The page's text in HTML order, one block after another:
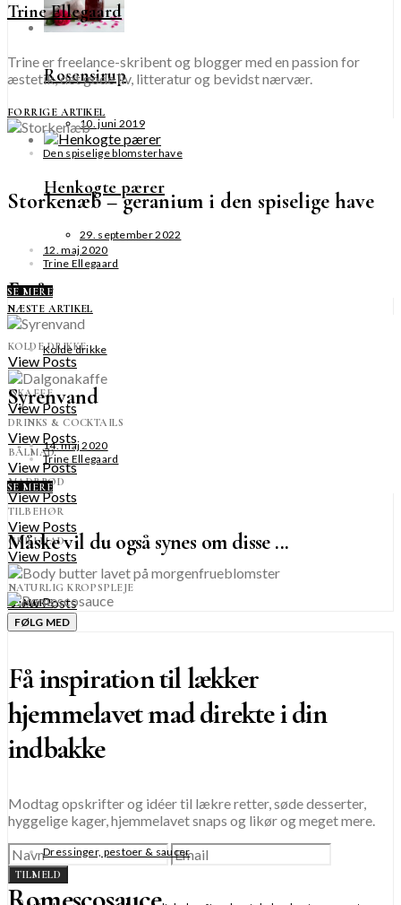
Rosensirup
10. juni 2019
Henkogte pærer
29. september 2022
Forår
KOLDE DRIKKE
View Posts
ISKAFFE
View Posts
DRINKS & COCKTAILS
View Posts
BÅLMAD
View Posts
MADBRØD
View Posts
TILBEHØR
View Posts
GRILLMAD
View Posts
NATURLIG KROPSPLEJE
View Posts
FØLG MED
Få inspiration til lækker
hjemmelavet mad direkte i din
indbakke
Modtag opskrifter og idéer til lækre retter, søde desserter,
hyggelige kager, hjemmelavet snaps og likør og meget mere.
TILMELD
Trine Ellegaard
Trine er freelance-skribent og blogger med en passion for
æstetik, det gode liv, litteratur og bevidst nærvær.
FORRIGE ARTIKEL
Den spiselige blomsterhave
Storkenæb – geranium i den spiselige have
12. maj 2020
Trine Ellegaard
SE MERE
NÆSTE ARTIKEL
Kolde drikke
Syrenvand
14. maj 2020
Trine Ellegaard
SE MERE
Måske vil du også synes om disse ...
SE MERE
Dressinger, pestoer & saucer